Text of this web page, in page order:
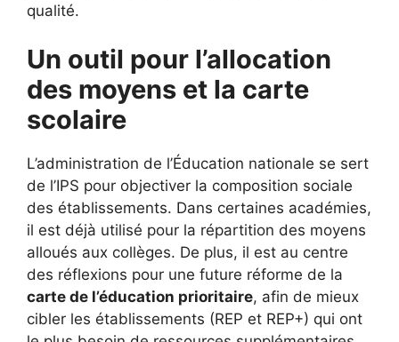
qualité.
Un outil pour l’allocation
des moyens et la carte
scolaire
L’administration de l’Éducation nationale se sert
de l’IPS pour objectiver la composition sociale
des établissements. Dans certaines académies,
il est déjà utilisé pour la répartition des moyens
alloués aux collèges. De plus, il est au centre
des réflexions pour une future réforme de la
carte de l’éducation prioritaire, afin de mieux
cibler les établissements (REP et REP+) qui ont